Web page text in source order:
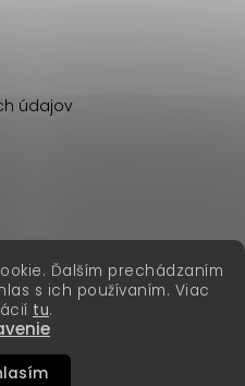
Ďalším prechádzaním
s ich používaním. Viac
tu.
údajov
. Všetky práva vyhradené.